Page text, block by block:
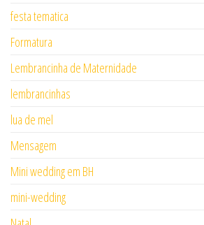
festa tematica
Formatura
Lembrancinha de Maternidade
lembrancinhas
lua de mel
Mensagem
Mini wedding em BH
mini-wedding